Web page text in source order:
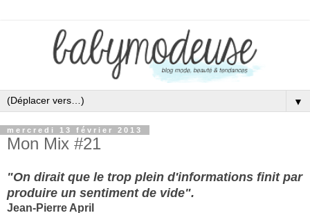
▼
mercredi 13 février 2013
Mon Mix #21
"On dirait que le trop plein d'informations finit par
produire un sentiment de vide".
Jean-Pierre April